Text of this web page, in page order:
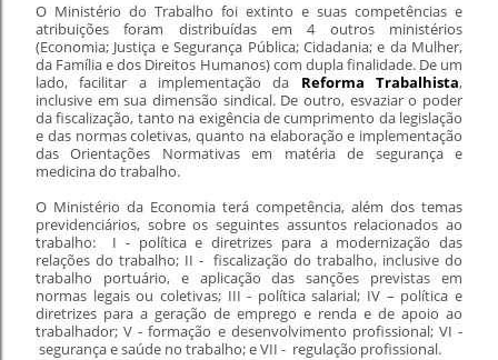
O Ministério do Trabalho foi extinto e suas competências e
atribuições foram distribuídas em 4 outros ministérios
(Economia; Justiça e Segurança Pública; Cidadania; e da Mulher,
da Família e dos Direitos Humanos) com dupla finalidade. De um
lado, facilitar a implementação da Reforma Trabalhista,
inclusive em sua dimensão sindical. De outro, esvaziar o poder
da fiscalização, tanto na exigência de cumprimento da legislação
e das normas coletivas, quanto na elaboração e implementação
das Orientações Normativas em matéria de segurança e
medicina do trabalho.
O Ministério da Economia terá competência, além dos temas
previdenciários, sobre os seguintes assuntos relacionados ao
trabalho: I - política e diretrizes para a modernização das
relações do trabalho; II - fiscalização do trabalho, inclusive do
trabalho portuário, e aplicação das sanções previstas em
normas legais ou coletivas; III - política salarial; IV – política e
diretrizes para a geração de emprego e renda e de apoio ao
trabalhador; V - formação e desenvolvimento profissional; VI -
segurança e saúde no trabalho; e VII - regulação profissional.